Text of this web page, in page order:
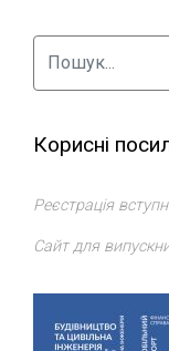
Корисні
Реєстрація
Сайт для